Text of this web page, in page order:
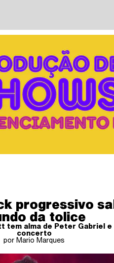
progressivo
da tolice
tem alma de Peter Gabriel e
concerto
por Mario Marques